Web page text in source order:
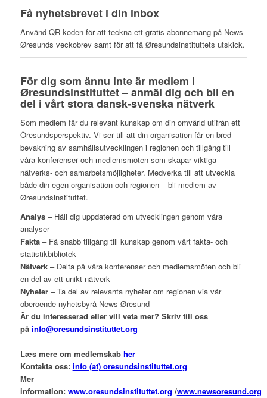
Få nyhetsbrevet i din inbox
Använd QR-koden för att teckna ett gratis abonnemang på News
Øresunds veckobrev samt för att få Øresundsinstituttets utskick.
För dig som ännu inte är medlem i
Øresundsinstituttet – anmäl dig och bli en
del i vårt stora dansk-svenska nätverk
Som medlem får du relevant kunskap om din omvärld utifrån ett
Öresundsperspektiv. Vi ser till att din organisation får en bred
bevakning av samhällsutvecklingen i regionen och tillgång till
våra konferenser och medlemsmöten som skapar viktiga
nätverks- och samarbetsmöjligheter. Medverka till att utveckla
både din egen organisation och regionen – bli medlem av
Øresundsinstituttet.
Analys – Håll dig uppdaterad om utvecklingen genom våra
analyser
Fakta – Få snabb tillgång till kunskap genom vårt fakta- och
statistikbibliotek
Nätverk – Delta på våra konferenser och medlemsmöten och bli
en del av ett unikt nätverk
Nyheter – Ta del av relevanta nyheter om regionen via vår
oberoende nyhetsbyrå News Øresund
Är du interesserad eller vill veta mer? Skriv till oss
på info@oresundsinstituttet.org
Læs mere om medlemskab her
Kontakta oss: info (at) oresundsinstituttet.org
Mer
information: www.oresundsinstituttet.org /www.newsoresund.org